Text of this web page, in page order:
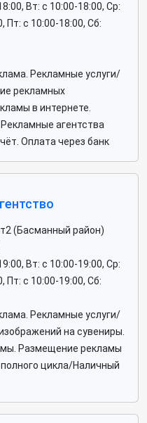
Вт: c 10:00-18:00, Ср:
Пт: c 10:00-18:00, Сб:
Рекламные услуги/
рекламных
в интернете.
агентства
Оплата через банк
(Басманный район)
Вт: c 10:00-19:00, Ср:
Пт: c 10:00-19:00, Сб:
Рекламные услуги/
на сувениры.
Размещение рекламы
цикла/Наличный